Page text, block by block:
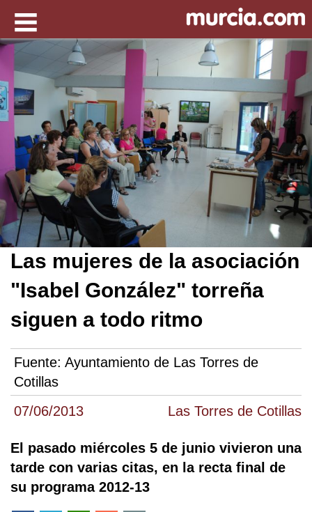
07/06/2013 Las Torres de Cotillas
Las mujeres de la asociación
"Isabel González" torreña
siguen a todo ritmo
Fuente: Ayuntamiento de Las Torres de
Cotillas
El pasado miércoles 5 de junio vivieron una
tarde con varias citas, en la recta final de
su programa 2012-13